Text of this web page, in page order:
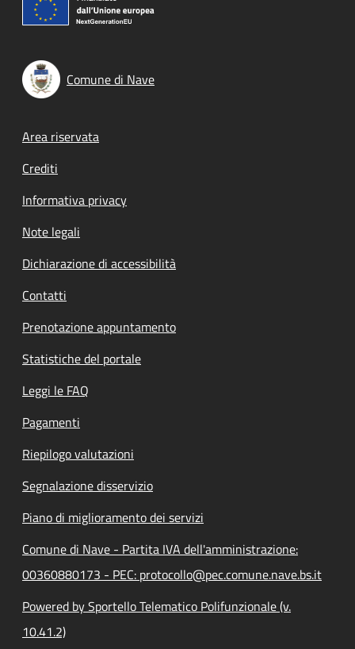
Comune di Nave
Footer menu
Area riservata
Crediti
Informativa privacy
Note legali
Dichiarazione di accessibilità
Contatti
Prenotazione appuntamento
Statistiche del portale
Leggi le FAQ
Pagamenti
Riepilogo valutazioni
Segnalazione disservizio
Piano di miglioramento dei servizi
Comune di Nave - Partita IVA dell'amministrazione:
00360880173 - PEC: protocollo@pec.comune.nave.bs.it
Powered by Sportello Telematico Polifunzionale (v.
10.41.2)